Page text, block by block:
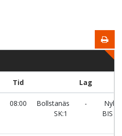
Tid Lag
08:00
Bollstanäs
SK:1
-
BIS